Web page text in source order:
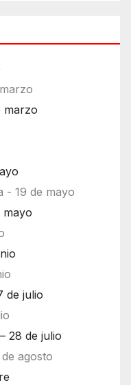
marzo
- 19 de mayo
de julio
28 de julio
agosto